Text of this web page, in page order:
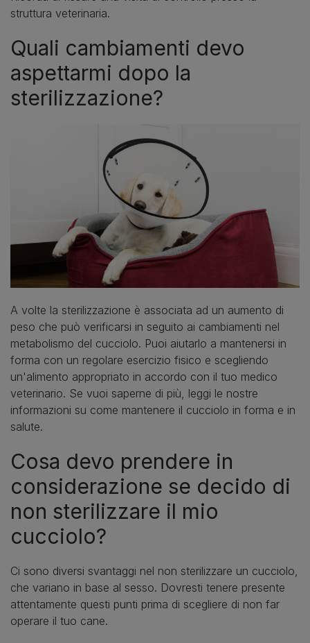
struttura veterinaria.
Quali cambiamenti devo
aspettarmi dopo la
sterilizzazione?
A volte la sterilizzazione è associata ad un aumento di
peso che può verificarsi in seguito ai cambiamenti nel
metabolismo del cucciolo. Puoi aiutarlo a mantenersi in
forma con un regolare esercizio fisico e scegliendo
un'alimento appropriato in accordo con il tuo medico
veterinario. Se vuoi saperne di più, leggi le nostre
informazioni su come mantenere il cucciolo in forma e in
salute.
Cosa devo prendere in
considerazione se decido di
non sterilizzare il mio
cucciolo?
Ci sono diversi svantaggi nel non sterilizzare un cucciolo,
che variano in base al sesso. Dovresti tenere presente
attentamente questi punti prima di scegliere di non far
operare il tuo cane.